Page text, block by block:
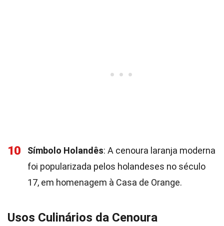
10 Símbolo Holandês: A cenoura laranja moderna
foi popularizada pelos holandeses no século
17, em homenagem à Casa de Orange.
Usos Culinários da Cenoura